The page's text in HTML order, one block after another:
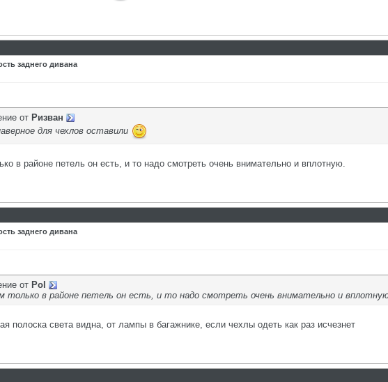
заднего дивана
от Ризван
для чехлов оставили
в районе петель он есть, и то надо смотреть очень внимательно и вплотную.
заднего дивана
от Pol
только в районе петель он есть, и то надо смотреть очень внимательно и
полоска света видна, от лампы в багажнике, если чехлы одеть как раз исчезнет